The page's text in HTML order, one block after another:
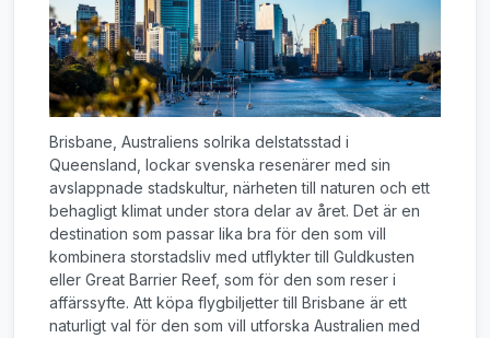
Brisbane, Australiens solrika delstatsstad i
Queensland, lockar svenska resenärer med sin
avslappnade stadskultur, närheten till naturen och ett
behagligt klimat under stora delar av året. Det är en
destination som passar lika bra för den som vill
kombinera storstadsliv med utflykter till Guldkusten
eller Great Barrier Reef, som för den som reser i
affärssyfte. Att köpa flygbiljetter till Brisbane är ett
naturligt val för den som vill utforska Australien med